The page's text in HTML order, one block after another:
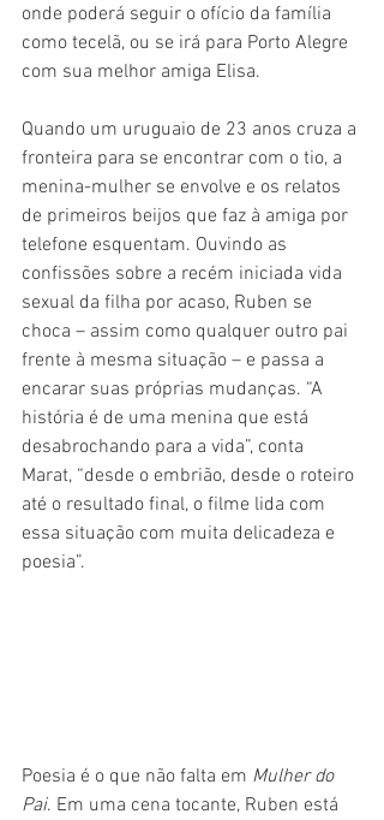
onde poderá seguir o ofício da família
como tecelã, ou se irá para Porto Alegre
com sua melhor amiga Elisa.
Quando um uruguaio de 23 anos cruza a
fronteira para se encontrar com o tio, a
menina-mulher se envolve e os relatos
de primeiros beijos que faz à amiga por
telefone esquentam. Ouvindo as
confissões sobre a recém iniciada vida
sexual da filha por acaso, Ruben se
choca – assim como qualquer outro pai
frente à mesma situação – e passa a
encarar suas próprias mudanças. “A
história é de uma menina que está
desabrochando para a vida”, conta
Marat, “desde o embrião, desde o roteiro
até o resultado final, o filme lida com
essa situação com muita delicadeza e
poesia”.
Poesia é o que não falta em Mulher do
Pai. Em uma cena tocante, Ruben está